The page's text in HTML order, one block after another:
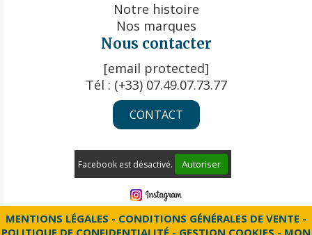
Notre histoire
Nos marques
Nous contacter
[email protected]
Tél : (+33) 07.49.07.73.77
CONTACT
Facebook est désactivé. Autoriser
MENTIONS LÉGALES
CONDITIONS GÉNÉRALES DE VENTE
POLITIQUE DE CONFIDENTIALITÉ
GESTION COOKIES MON